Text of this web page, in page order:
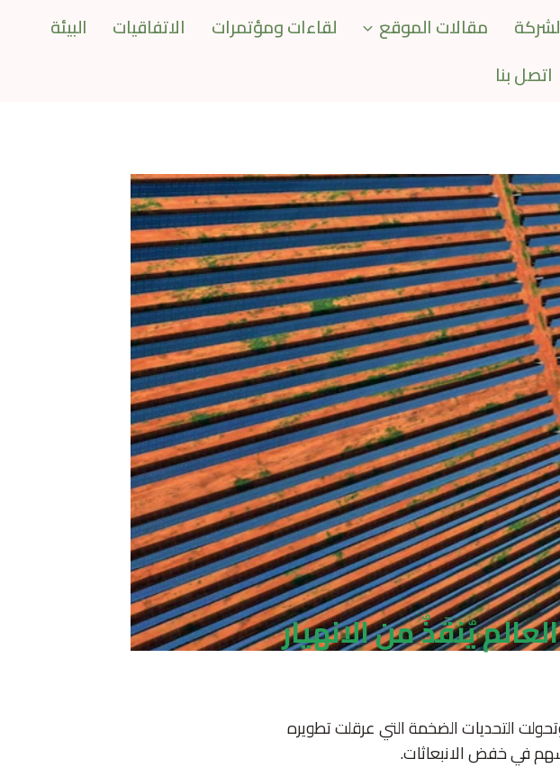
مقالات الموقع لقاءات ومؤتمرات الاتفاقيات
البيئة
اتصل بنا
يٌنقَذٌ من الانهيار
التحديات الضخمة التي عرقلت تطويره
في خفض الانبعاثات.